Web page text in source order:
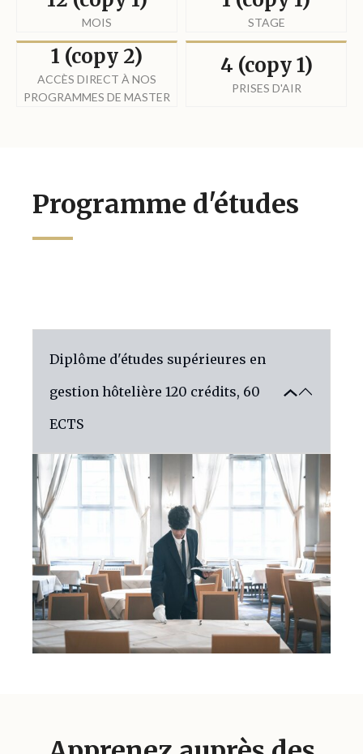
MOIS STAGE
1 (copy 2)
ACCÈS DIRECT À NOS
PROGRAMMES DE MASTER
4 (copy 1)
PRISES D'AIR
Programme d'études
Diplôme d'études supérieures en
gestion hôtelière 120 crédits, 60
ECTS